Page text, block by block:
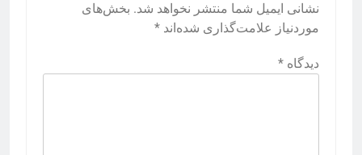
نشانی ایمیل شما منتشر نخواهد شد. بخش‌های
موردنیاز علامت‌گذاری شده‌اند *
دیدگاه *